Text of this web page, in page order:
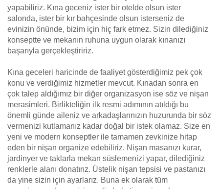
yapabiliriz. Kına geceniz ister bir otelde olsun ister
salonda, ister bir kır bahçesinde olsun isterseniz de
evinizin önünde, bizim için hiç fark etmez. Sizin dilediğiniz
konseptte ve mekanın ruhuna uygun olarak kınanızı
başarıyla gerçekleştiririz.
Kına geceleri haricinde de faaliyet gösterdiğimiz pek çok
konu ve verdiğimiz hizmetler mevcut. Kınadan sonra en
çok talep aldığımız bir diğer organizasyon ise söz ve nişan
merasimleri. Birlikteliğin ilk resmi adımının atıldığı bu
önemli günde aileniz ve arkadaşlarınızın huzurunda bir söz
vermenizi kutlamanız kadar doğal bir istek olamaz. Size en
yeni ve modern konseptler ile tamamen zevkinize hitap
eden bir nişan organize edebiliriz. Nişan masanızı kurar,
jardinyer ve taklarla mekan süslemenizi yapar, dilediğiniz
renklerle alanı donatırız. Üstelik nişan tepsisi ve pastanızı
da yine sizin için ayarlarız. Buna ek olarak tüm